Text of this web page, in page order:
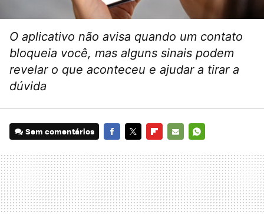
O aplicativo não avisa quando um contato
bloqueia você, mas alguns sinais podem
revelar o que aconteceu e ajudar a tirar a
dúvida
Sem comentários
MAIL